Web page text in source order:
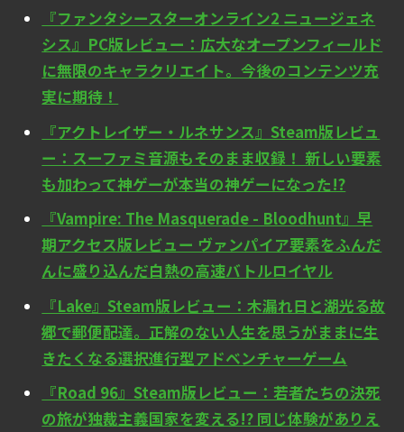
『ファンタシースターオンライン2 ニュージェネ
シス』PC版レビュー：広大なオープンフィールド
に無限のキャラクリエイト。今後のコンテンツ充
実に期待！
『アクトレイザー・ルネサンス』Steam版レビュ
ー：スーファミ音源もそのまま収録！ 新しい要素
も加わって神ゲーが本当の神ゲーになった!?
『Vampire: The Masquerade - Bloodhunt』早
期アクセス版レビュー ヴァンパイア要素をふんだ
んに盛り込んだ白熱の高速バトルロイヤル
『Lake』Steam版レビュー：木漏れ日と湖光る故
郷で郵便配達。正解のない人生を思うがままに生
きたくなる選択進行型アドベンチャーゲーム
『Road 96』Steam版レビュー：若者たちの決死
の旅が独裁主義国家を変える!? 同じ体験がありえ